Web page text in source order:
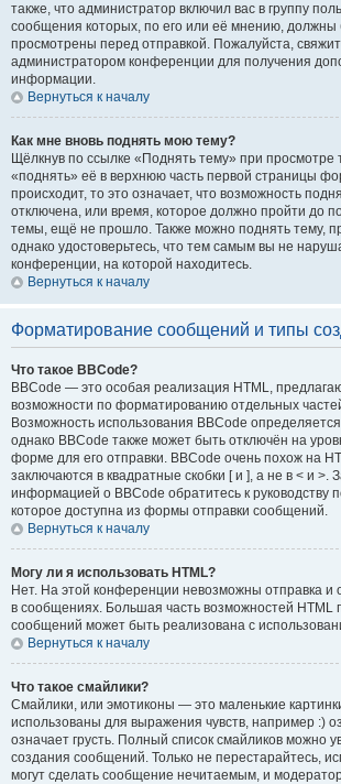
также, что администратор включил вас в группу
сообщения которых, по его или её мнению, должны
просмотрены перед отправкой. Пожалуйста,
администратором конференции для получения
информации.
Вернуться к началу
Как мне вновь поднять мою тему?
Щёлкнув по ссылке «Поднять тему» при
«поднять» её в верхнюю часть первой страницы
происходит, то это означает, что возможность
отключена, или время, которое должно пройти до
темы, ещё не прошло. Также можно поднять тему,
однако удостоверьтесь, что тем самым вы не
конференции, на которой находитесь.
Вернуться к началу
Форматирование сообщений и типы
Что такое BBCode?
BBCode — это особая реализация HTML,
возможности по форматированию отдельных
Возможность использования BBCode
однако BBCode также может быть отключён на
форме для его отправки. BBCode очень похож на
заключаются в квадратные скобки [ и ], а не в < и >.
информацией о BBCode обратитесь к руководству
которое доступна из формы отправки сообщений.
Вернуться к началу
Могу ли я использовать HTML?
Нет. На этой конференции невозможны отправка и
в сообщениях. Большая часть возможностей
сообщений может быть реализована с
Вернуться к началу
Что такое смайлики?
Смайлики, или эмотиконы — это маленькие
использованы для выражения чувств, например :)
означает грусть. Полный список смайликов можно
создания сообщений. Только не перестарайтесь,
могут сделать сообщение нечитаемым, и